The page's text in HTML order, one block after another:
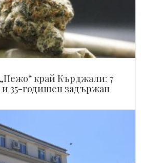
край Кърджали: 7
и 35-годишен задържан